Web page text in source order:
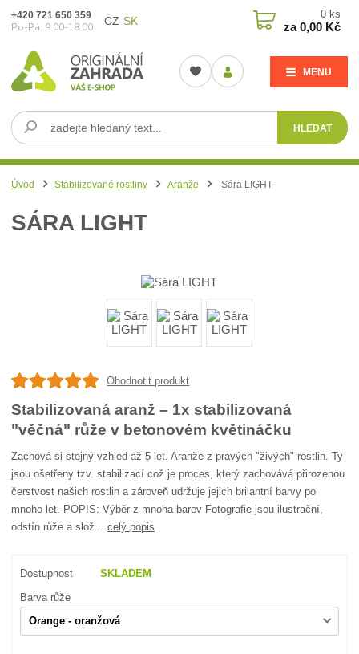
CZ SK
MENU
HLEDAT
+420 721 650 359
Po-Pá: 9:00-18:00
0 ks
za0,00 Kč
Úvod Stabilizované rostliny Aranže Sára LIGHT
SÁRA LIGHT
Ohodnotit produkt
Stabilizovaná aranž – 1x stabilizovaná
"věčná" růže v betonovém květináčku
Zachová si stejný vzhled až 5 let. Aranže z pravých "živých" rostlin. Ty
jsou ošetřeny tzv. stabilizací což je proces, který zachovává přirozenou
čerstvost našich rostlin a zároveň udržuje jejich brilantní barvy po
mnoho let. POPIS: Výběr z mnoha barev Fotografie jsou ilustrační,
odstín růže a slož...celý popis
Dostupnost SKLADEM
Barva růže